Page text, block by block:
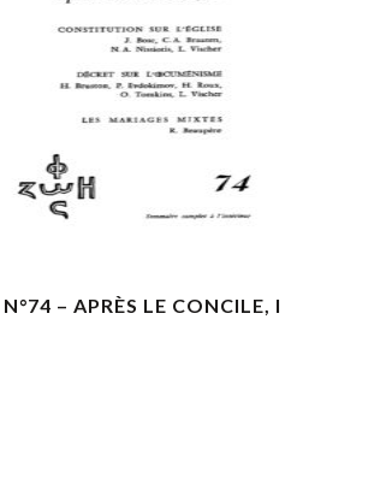
N°74 – APRÈS LE CONCILE, I